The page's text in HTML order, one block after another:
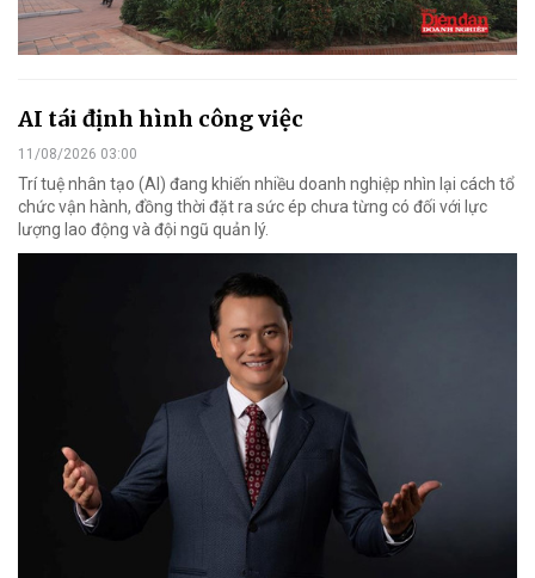
AI tái định hình công việc
11/08/2026 03:00
Trí tuệ nhân tạo (AI) đang khiến nhiều doanh nghiệp nhìn lại cách tổ
chức vận hành, đồng thời đặt ra sức ép chưa từng có đối với lực
lượng lao động và đội ngũ quản lý.